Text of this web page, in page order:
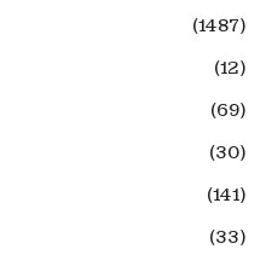
(1487)
(12)
(69)
(30)
(141)
(33)